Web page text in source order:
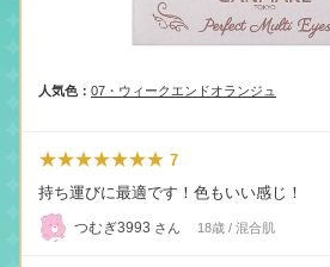
人気色： 07・ウィークエンドオランジュ
★★★★★★★ 7
持ち運びに最適です！色もいい感じ！
つむぎ3993 さん 18歳 / 混合肌